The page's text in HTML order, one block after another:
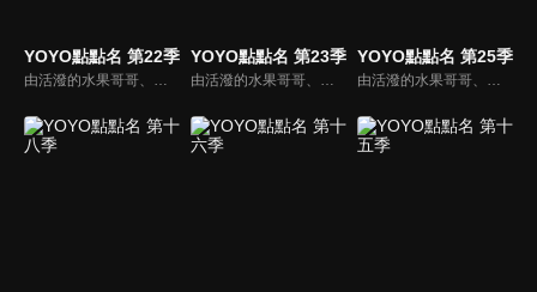
YOYO點點名 第22季
由活潑的水果哥哥、姐姐們所主持的特別節目，並且帶著小朋友一起唱唱跳跳，藉由自製兒歌和體適能專家強詩雲老師特別設計的肢體動作，來強化兒童律動與協調能力，並進而促進親子間的親密關係。
YOYO點點名 第23季
由活潑的水果哥哥、姐姐們所主持的特別節目，並且帶著小朋友一起唱唱跳跳，藉由自製兒歌和體適能專家強詩雲老師特別設計的肢體動作，來強化兒童律動與協調能力，並進而促進親子間的親密關係。
YOYO點點名 第25季
由活潑的水果哥哥、姐姐們所主持的特別節目，並且帶著小朋友一起唱唱跳跳，藉由自製兒歌和體適能專家強詩雲老師特別設計的肢體動作，來強化兒童律動與協調能力，並進而促進親子間的親密關係。